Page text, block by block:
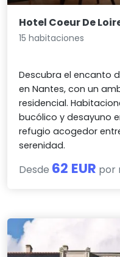
Hotel Coeur De
15 habitaciones
Descubra el encanto
en Nantes, con un
residencial.
bucólico y desayuno
refugio acogedor
serenidad.
Desde 62 EUR por